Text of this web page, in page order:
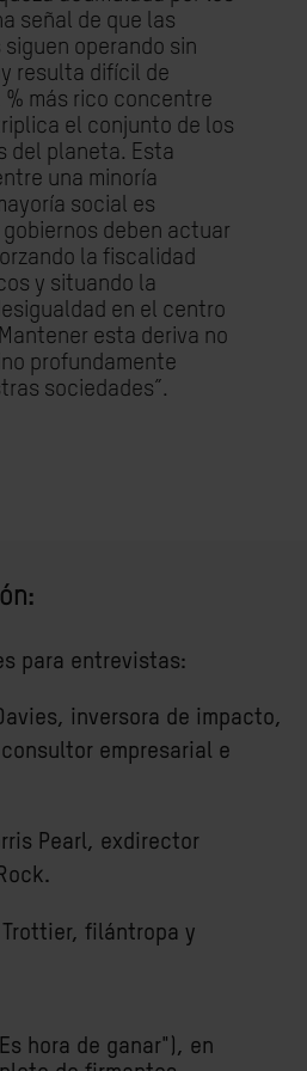
señal de que las
operando sin
resulta difícil de
más rico concentre
el conjunto de los
del planeta. Esta
una minoría
social es
deben actuar
la fiscalidad
y situando la
en el centro
esta deriva no
profundamente
sociedades”.
para entrevistas:
inversora de impacto,
empresarial e
Pearl, exdirector
Trottier, filántropa y
hora de ganar"), en